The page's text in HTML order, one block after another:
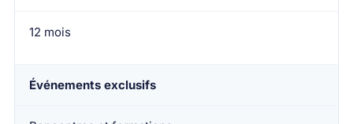
12 mois
Événements exclusifs